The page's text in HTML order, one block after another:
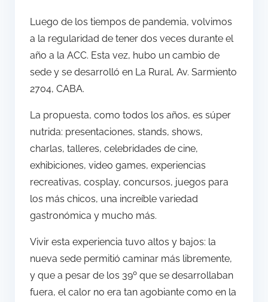
Luego de los tiempos de pandemia, volvimos
a la regularidad de tener dos veces durante el
año a la ACC. Esta vez, hubo un cambio de
sede y se desarrolló en La Rural, Av. Sarmiento
2704, CABA.
La propuesta, como todos los años, es súper
nutrida: presentaciones, stands, shows,
charlas, talleres, celebridades de cine,
exhibiciones, video games, experiencias
recreativas, cosplay, concursos, juegos para
los más chicos, una increíble variedad
gastronómica y mucho más.
Vivir esta experiencia tuvo altos y bajos: la
nueva sede permitió caminar más libremente,
y que a pesar de los 39º que se desarrollaban
fuera, el calor no era tan agobiante como en la